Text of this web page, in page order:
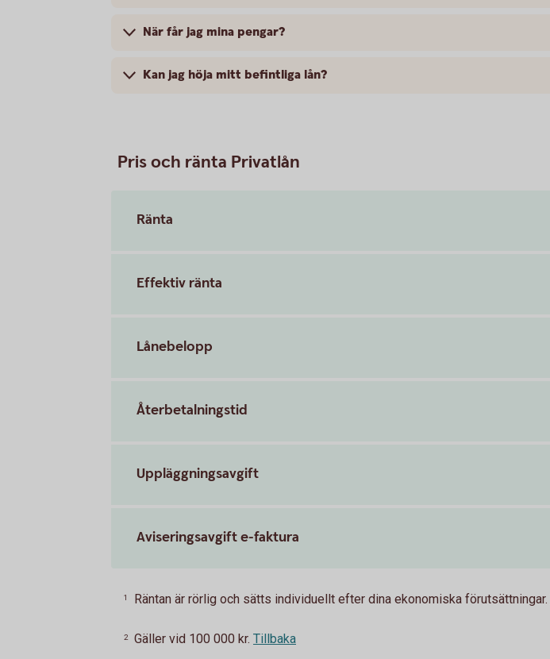
När får jag mina pengar?
Kan jag höja mitt befintliga lån?
Pris och ränta Privatlån
Ränta
Effektiv ränta
Lånebelopp
Återbetalningstid
Uppläggningsavgift
Aviseringsavgift e-faktura
1 Räntan är rörlig och sätts individuellt efter dina ekonomiska förutsättningar.
2 Gäller vid 100 000 kr. Tillbaka